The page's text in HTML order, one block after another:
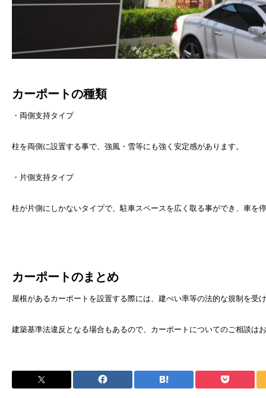
カーポートの種類
・両側支持タイプ
柱を両側に設置する事で、強風・雪等にも強く安定感があります。
・片側支持タイプ
柱が片側にしかないタイプで、駐車スペースを広く取る事ができ、車を
カーポートのまとめ
屋根があるカーポートを設置する際には、建ぺい率等の法的な規制を受
建築基準法違反となる場合もあるので、カーポートについてのご相談は